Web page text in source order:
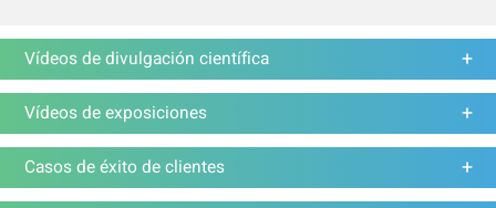
Vídeos de divulgación científica
Vídeos de exposiciones
Casos de éxito de clientes